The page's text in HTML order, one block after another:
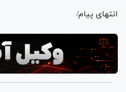
انتهای پیام/